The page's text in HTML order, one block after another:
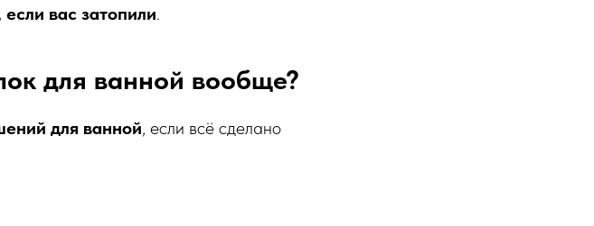
вас затопили.
для ванной вообще?
для ванной, если всё сделано